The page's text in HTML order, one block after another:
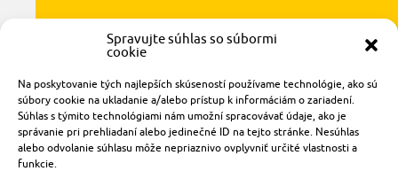
Spravujte súhlas so súbormi
cookie
Na poskytovanie tých najlepších skúseností používame technológie, ako sú
súbory cookie na ukladanie a/alebo prístup k informáciám o zariadení.
Súhlas s týmito technológiami nám umožní spracovávať údaje, ako je
správanie pri prehliadaní alebo jedinečné ID na tejto stránke. Nesúhlas
alebo odvolanie súhlasu môže nepriaznivo ovplyvniť určité vlastnosti a
funkcie.
921 01 Piešťany
obchod@rzparkety.sk
+421 905 119 087
made with
bytomashalo.com